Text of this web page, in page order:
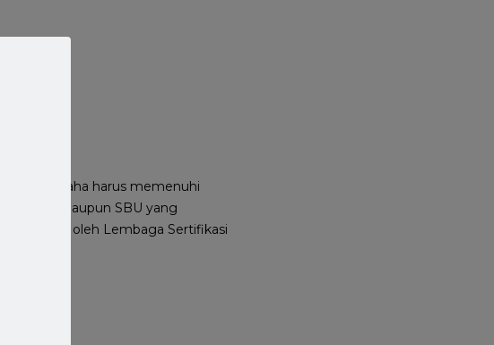
pelaku usaha harus memenuhi
lama maupun SBU yang
oleh Lembaga Sertifikasi